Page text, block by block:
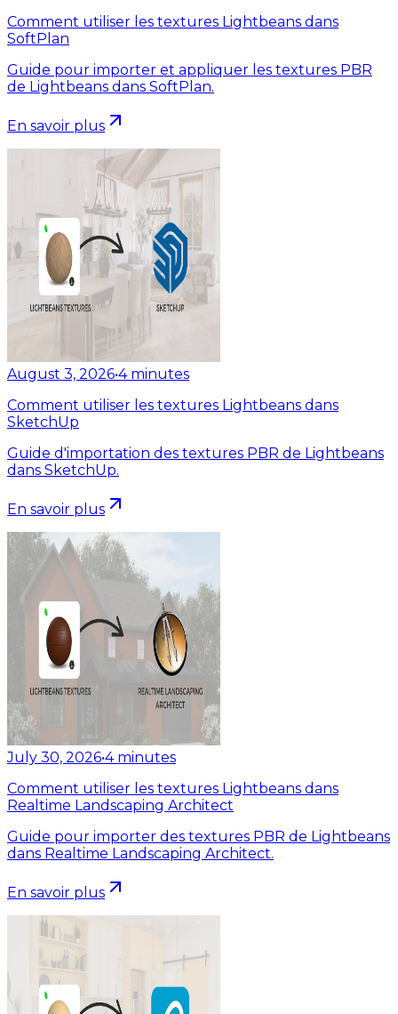
Comment utiliser les textures Lightbeans dans
SoftPlan
Guide pour importer et appliquer les textures PBR
de Lightbeans dans SoftPlan.
En savoir plus
August 3, 2026•4 minutes
Comment utiliser les textures Lightbeans dans
SketchUp
Guide d'importation des textures PBR de Lightbeans
dans SketchUp.
En savoir plus
July 30, 2026•4 minutes
Comment utiliser les textures Lightbeans dans
Realtime Landscaping Architect
Guide pour importer des textures PBR de Lightbeans
dans Realtime Landscaping Architect.
En savoir plus